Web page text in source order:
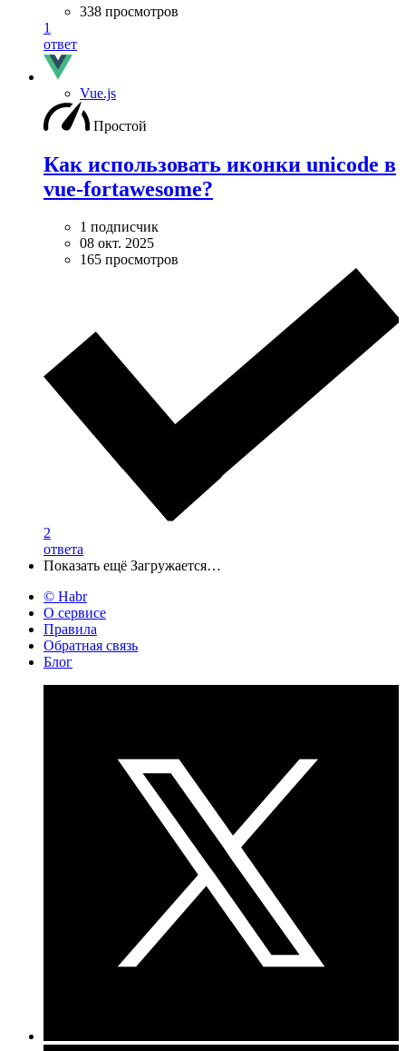
338 просмотров
1
ответ
Vue.js
Простой
Как использовать иконки unicode в
vue-fortawesome?
1 подписчик
08 окт. 2025
165 просмотров
2
ответа
Показать ещё Загружается…
© Habr
О сервисе
Правила
Обратная связь
Блог